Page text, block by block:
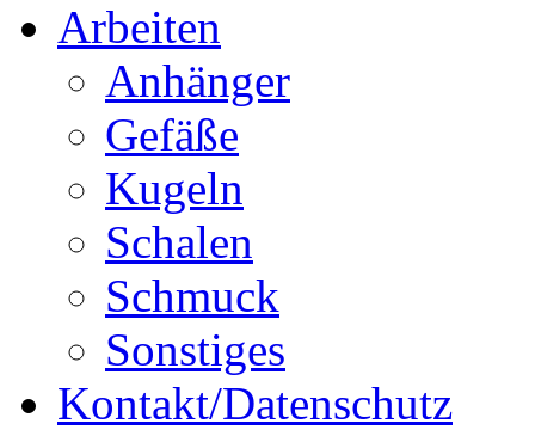
Arbeiten
Anhänger
Gefäße
Kugeln
Schalen
Schmuck
Sonstiges
Kontakt/Datenschutz